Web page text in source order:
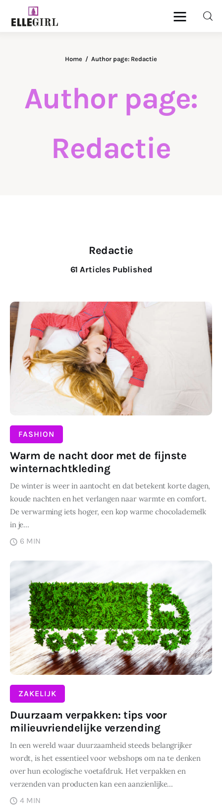
Author page:
Redactie
Home Author page: Redactie
Ellegirl
Fashion
Gezondheid
Zakelijk
Redactie
61 Articles Published
FASHION
Warm de nacht door met de fijnste
winternachtkleding
De winter is weer in aantocht en dat betekent korte dagen,
koude nachten en het verlangen naar warmte en comfort.
De verwarming iets hoger, een kop warme chocolademelk
in je…
6 MIN
ZAKELIJK
Duurzaam verpakken: tips voor
milieuvriendelijke verzending
In een wereld waar duurzaamheid steeds belangrijker
wordt, is het essentieel voor webshops om na te denken
over hun ecologische voetafdruk. Het verpakken en
verzenden van producten kan een aanzienlijke…
4 MIN